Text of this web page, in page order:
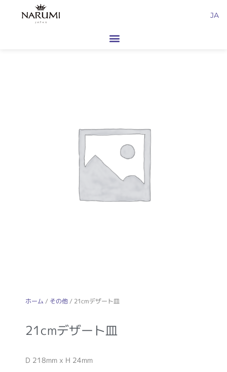
JA
ホーム / その他/ 21cmデザート皿
21cmデザート皿
D 218mm x H 24mm